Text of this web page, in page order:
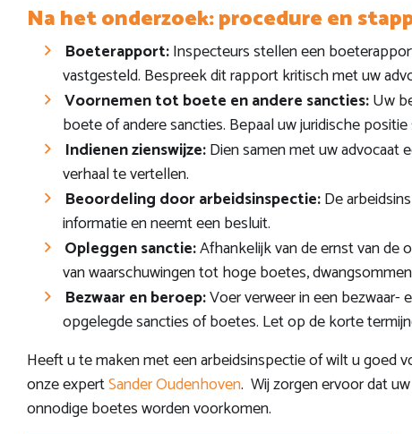
Na het onderzoek: procedure en
Boeterapport:Inspecteurs stellen een
vastgesteld. Bespreek dit rapport kritisch met uw
Voornemen tot boete en andere sancties:Uw
boete of andere sancties. Bepaal uw juridische
Indienen zienswijze:Dien samen met uw advocaat
verhaal te vertellen.
Beoordeling door arbeidsinspectie:De
informatie en neemt een besluit.
Opleggen sanctie:Afhankelijk van de ernst van de
van waarschuwingen tot hoge boetes,
Bezwaar en beroep:Voer verweer in een
opgelegde sancties of boetes. Let op de korte
Heeft u te maken met een arbeidsinspectie of wilt u goed
onze expertSander Oudenhoven. Wij zorgen ervoor dat
onnodige boetes worden voorkomen.